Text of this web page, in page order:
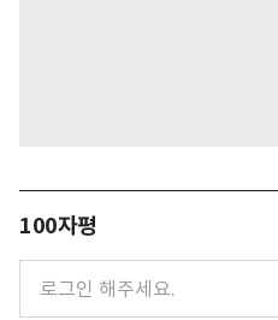
100자평